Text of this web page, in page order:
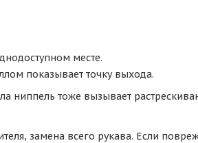
месте.
показывает точку выхода.
ниппель тоже вызывает
замена всего рукава. Если